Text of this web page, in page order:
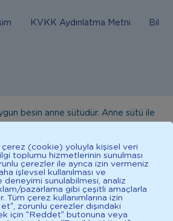
KVKK Aydınlatma Metni Bilgi
besin anne sütüdür. Anne sütü ile
yayınlanan bilgiler hekim tavsiyesi
bilgi için doktorunuza danışınız.
çeşitli beslenilmelidir. *D vitamini
sisteminin normal işlevine katkıda
bulunur.
(cookie) yoluyla kişisel veri
toplumu hizmetlerinin sunulması
çerezler ile ayrıca izin vermeniz
işlevsel kullanılması ve
deneyimi sunulabilmesi, analiz
pazarlama gibi çeşitli amaçlarla
Tüm çerez kullanımlarına izin
zorunlu çerezler dışındaki
için “Reddet” butonuna veya